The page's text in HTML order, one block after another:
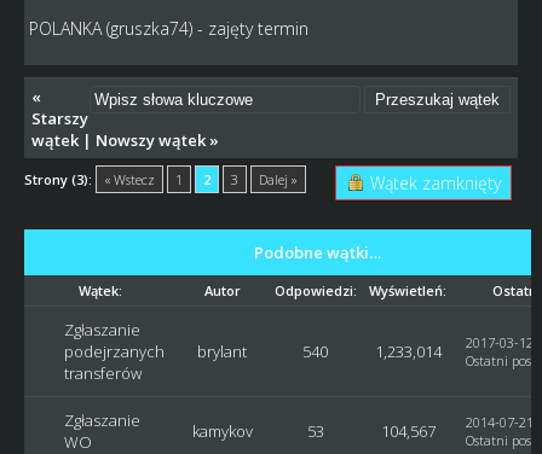
POLANKA (gruszka74) - zajęty termin
«
Starszy
wątek| Nowszy wątek»
Strony (3): « Wstecz 1 2 3 Dalej » Wątek zamknięty
Podobne wątki…
Wątek: Autor Odpowiedzi: Wyświetleń:
Zgłaszanie
podejrzanych
transferów
brylant 540 1,233,014
2017-03-12,
Ostatni post
Zgłaszanie
WO
kamykov 53 104,567
2014-07-21,
Ostatni post